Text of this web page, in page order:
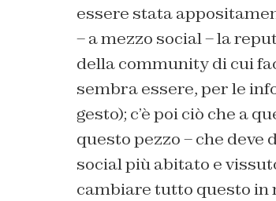
essere stata
– a mezzo social – la
della community di cui
sembra essere, per le
gesto); c’è poi ciò che a
questo pezzo – che
social più abitato e
cambiare tutto questo in